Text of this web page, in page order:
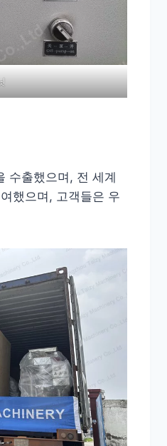
수출했으며, 전 세계
했으며, 고객들은 우